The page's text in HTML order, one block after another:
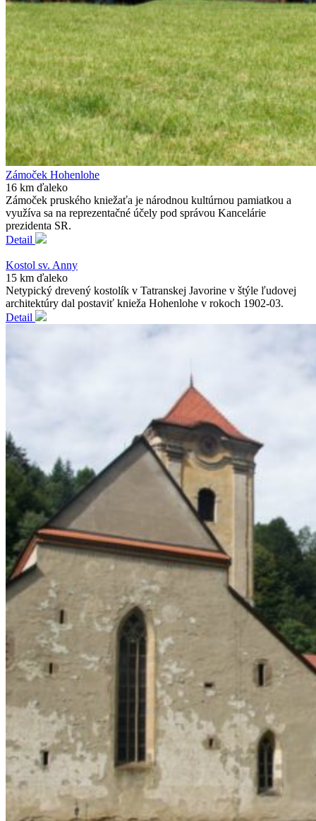
Zámoček Hohenlohe
16 km ďaleko
Zámoček pruského kniežaťa je národnou kultúrnou pamiatkou a
využíva sa na reprezentačné účely pod správou Kancelárie
prezidenta SR.
Detail
Kostol sv. Anny
15 km ďaleko
Netypický drevený kostolík v Tatranskej Javorine v štýle ľudovej
architektúry dal postaviť knieža Hohenlohe v rokoch 1902-03.
Detail